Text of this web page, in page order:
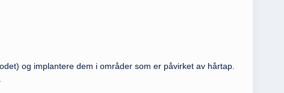
og implantere dem i områder som er påvirket av hårtap.